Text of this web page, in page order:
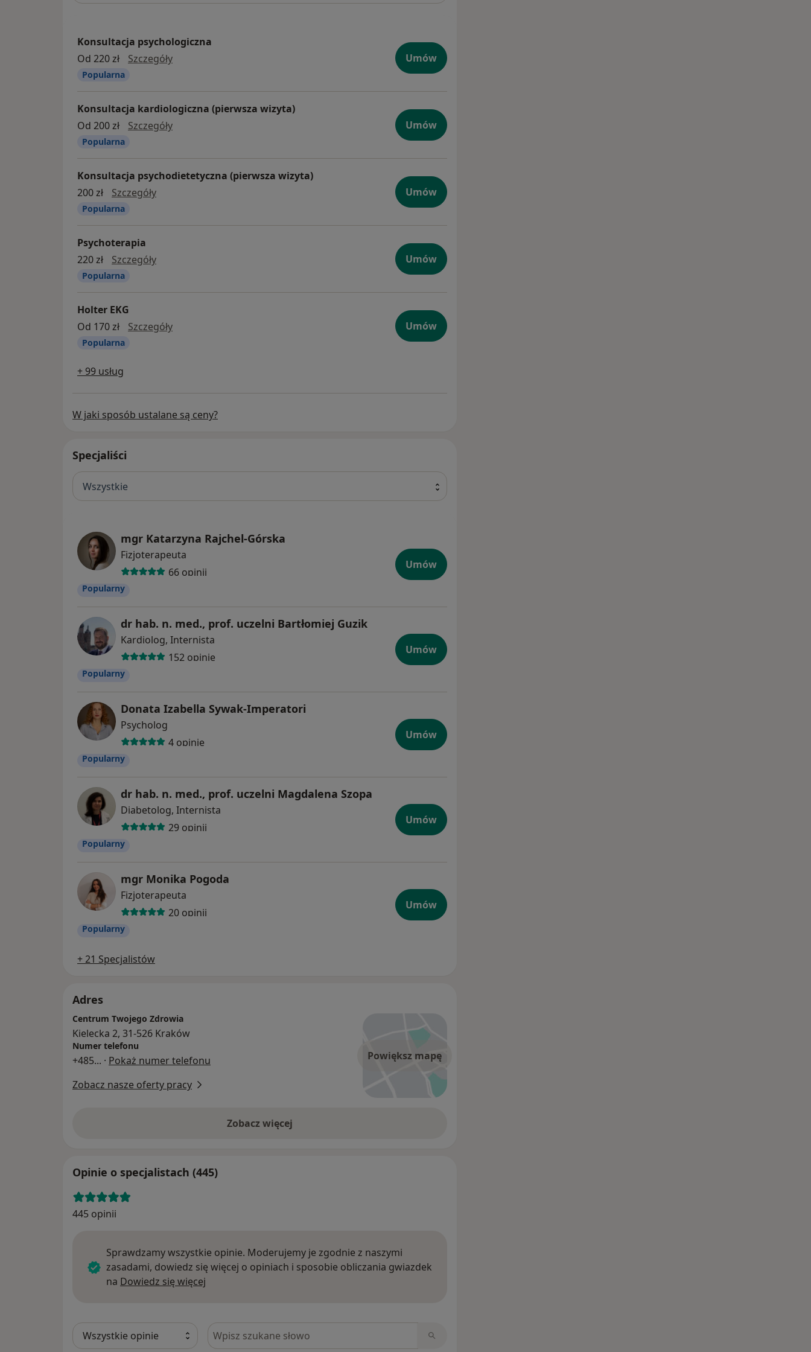
Konsultacja psychologiczna
Od 220 zł
SzczegółyKonsultacja psychologiczna
Popularna
Umów
Konsultacja kardiologiczna (pierwsza wizyta)
Od 200 zł
Szczegółykonsultacja kardiologiczna (pierwsza wizyta)
Popularna
Umów
Konsultacja psychodietetyczna (pierwsza wizyta)
200 zł
SzczegółyKonsultacja psychodietetyczna (pierwsza wizyta)
Popularna
Umów
Psychoterapia
220 zł
SzczegółyPsychoterapia
Popularna
Umów
Holter EKG
Od 170 zł
SzczegółyHolter EKG
Popularna
Umów
+ 99 usług
W jaki sposób ustalane są ceny?
Specjaliści
Wszystkie
mgr Katarzyna Rajchel-Górska
Fizjoterapeuta
66 opinii
Popularny
Umów
dr hab. n. med., prof. uczelni Bartłomiej Guzik
Kardiolog, Internista
152 opinie
Popularny
Umów
Donata Izabella Sywak-Imperatori
Psycholog
4 opinie
Popularny
Umów
dr hab. n. med., prof. uczelni Magdalena Szopa
Diabetolog, Internista
29 opinii
Popularny
Umów
mgr Monika Pogoda
Fizjoterapeuta
20 opinii
Popularny
Umów
+ 21 Specjalistów
Adres
Powiększ mapę
Centrum Twojego Zdrowia
Kielecka 2, 31-526 Kraków
Numer telefonu
+485... · Pokaż numer telefonu
Zobacz nasze oferty pracy
Zobacz więcej
Opinie o specjalistach (445)
445 opinii
Sprawdzamy wszystkie opinie. Moderujemy je zgodnie z naszymi
zasadami, dowiedz się więcej o opiniach i sposobie obliczania gwiazdek
na Dowiedz się więcej
Szukaj w opiniach